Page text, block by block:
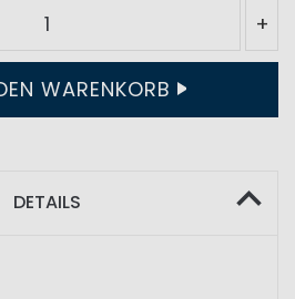
+
WARENKORB
DETAILS